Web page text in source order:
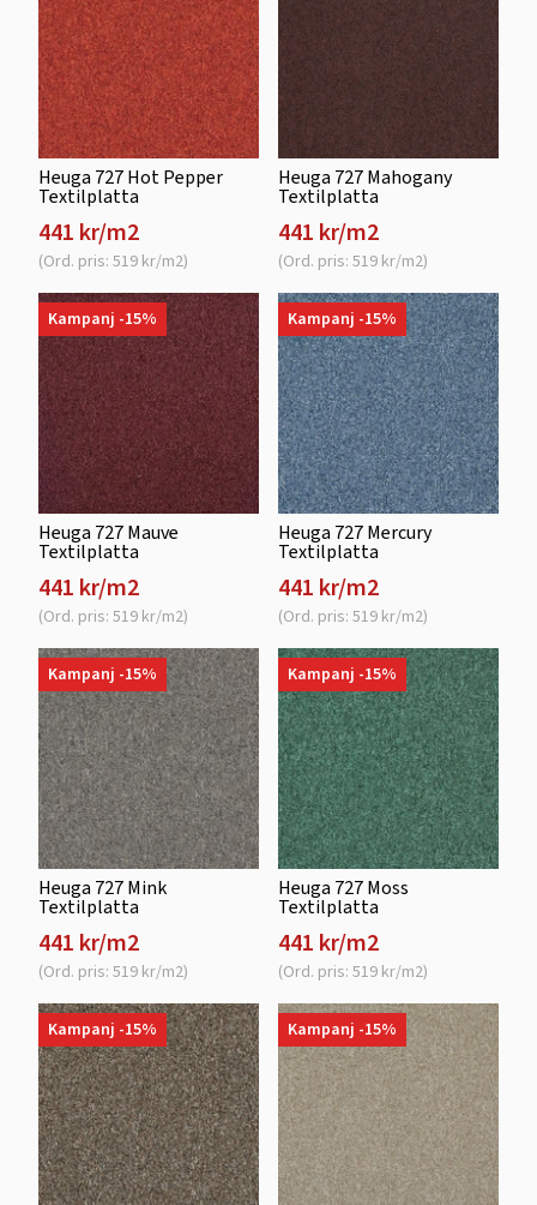
Heuga 727 Hot Pepper
Textilplatta
441 kr/m2
(Ord. pris: 519 kr/m2)
Heuga 727 Mahogany
Textilplatta
441 kr/m2
(Ord. pris: 519 kr/m2)
Kampanj -15%
Heuga 727 Mauve
Textilplatta
441 kr/m2
(Ord. pris: 519 kr/m2)
Kampanj -15%
Heuga 727 Mercury
Textilplatta
441 kr/m2
(Ord. pris: 519 kr/m2)
Kampanj -15%
Heuga 727 Mink
Textilplatta
441 kr/m2
(Ord. pris: 519 kr/m2)
Kampanj -15%
Heuga 727 Moss
Textilplatta
441 kr/m2
(Ord. pris: 519 kr/m2)
Kampanj -15% Kampanj -15%